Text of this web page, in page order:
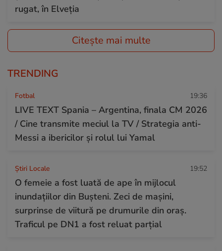
rugat, în Elveția
Citește mai multe
TRENDING
Fotbal 19:36
LIVE TEXT Spania – Argentina, finala CM 2026
/ Cine transmite meciul la TV / Strategia anti-
Messi a ibericilor și rolul lui Yamal
Știri Locale 19:52
O femeie a fost luată de ape în mijlocul
inundațiilor din Bușteni. Zeci de mașini,
surprinse de viitură pe drumurile din oraș.
Traficul pe DN1 a fost reluat parțial